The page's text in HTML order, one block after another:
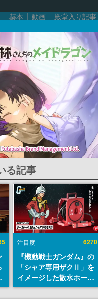
赫本 動画 殿堂入り記事
る記事
注目度 6270
『機動戦士ガンダム』の
「シャア専用ザクⅡ」を
イメージした散水ホース
リールが予約開始。本体
にはシャアのパーソナル